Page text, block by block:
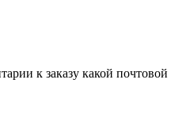
к заказу какой